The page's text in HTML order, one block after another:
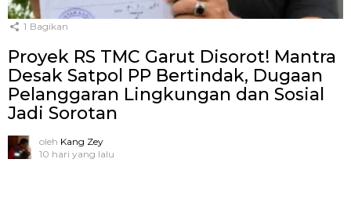
1 Bagikan
Proyek RS TMC Garut Disorot! Mantra
Desak Satpol PP Bertindak, Dugaan
Pelanggaran Lingkungan dan Sosial
Jadi Sorotan
oleh Kang Zey
10 hari yang lalu